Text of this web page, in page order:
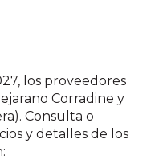
los proveedores
Corradine y
Consulta o
y detalles de los